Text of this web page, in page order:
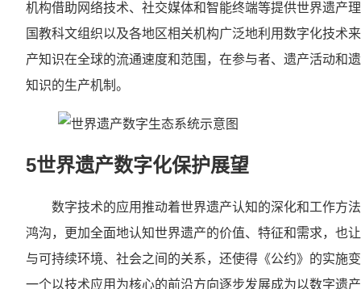
机构借助网络技术、社交媒体和智能终端等提供世界遗产
国教科文组织以及各地区相关机构广泛地利用数字化技术
产知识在全球的流通速度和范围，在参与者、遗产活动和
知识的生产机制。
5世界遗产数字化保护展望
数字技术的应用推动着世界遗产认知的深化和工作方
鸿沟，更加全面地认知世界遗产的价值、特征和需求，也
与可持续环境、社会之间的关系，还使得《公约》的实施
一个以技术应用为核心的前沿方向逐步发展成为以数字遗